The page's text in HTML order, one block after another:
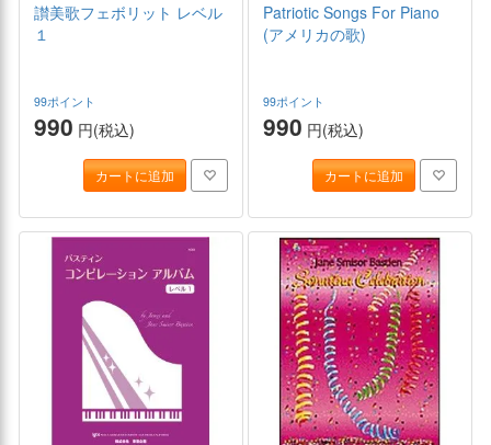
讃美歌フェボリット レベル
１
99ポイント
990 円(税込)
カートに追加
Patriotic Songs For Piano
(アメリカの歌)
99ポイント
990 円(税込)
カートに追加